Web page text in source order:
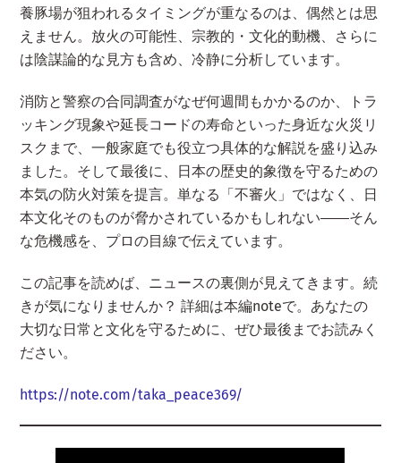
養豚場が狙われるタイミングが重なるのは、偶然とは思
えません。放火の可能性、宗教的・文化的動機、さらに
は陰謀論的な見方も含め、冷静に分析しています。
消防と警察の合同調査がなぜ何週間もかかるのか、トラ
ッキング現象や延長コードの寿命といった身近な火災リ
スクまで、一般家庭でも役立つ具体的な解説を盛り込み
ました。そして最後に、日本の歴史的象徴を守るための
本気の防火対策を提言。単なる「不審火」ではなく、日
本文化そのものが脅かされているかもしれない――そん
な危機感を、プロの目線で伝えています。
この記事を読めば、ニュースの裏側が見えてきます。続
きが気になりませんか？ 詳細は本編noteで。あなたの
大切な日常と文化を守るために、ぜひ最後までお読みく
ださい。
https://note.com/taka_peace369/